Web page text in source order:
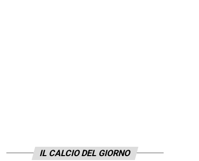
IL CALCIO DEL GIORNO